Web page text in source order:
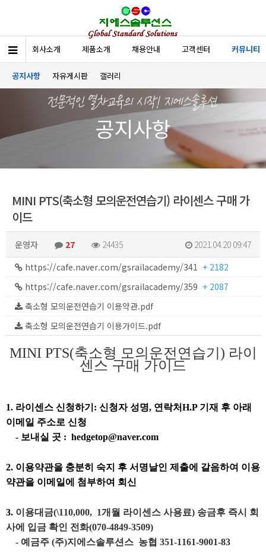
회사소개 제품소개 채용안내 고객센터 커뮤니티
공지사항 자유게시판 갤러리
공지사항
MINI PTS(축소형 모의운전연습기) 라이센스 구매 가
이드
운영자 27 24435
2021.04.20 09:47
https://cafe.naver.com/gsrailacademy/341 + 2182
https://cafe.naver.com/gsrailacademy/359 + 2087
축소형 모의운전연습기 이용약관.pdf
축소형 모의운전연습기 이용가이드.pdf
MINI PTS(축소형 모의운전연습기) 라이
센스 구매 가이드
1. 라이센스 신청하기: 신청자 성명, 연락처H.P 기재 후 아래
이메일 주소로 신청
- 보내실 곳 : hedgetop@naver.com
2. 이용약관을 충분히 숙지 후 서명날인 제출에 갈음하여 이용
약관을 이메일에 첨부하여 회신
3. 이용대금(\110,000, 1개월 라이센스 사용료) 송금후 즉시 회
사에 입금 확인 전화(070-4849-3509)
- 예금주 (주)지에스솔루션스 농협 351-1161-9001-83